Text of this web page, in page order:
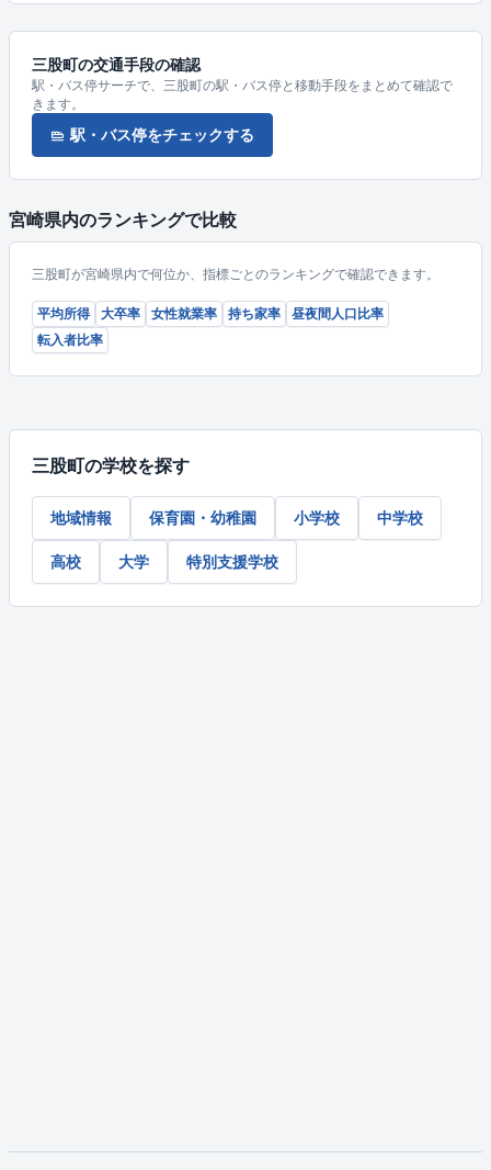
三股町の交通手段の確認
駅・バス停サーチで、三股町の駅・バス停と移動手段をまとめて確認で
きます。
駅・バス停をチェックする
宮崎県内のランキングで比較
三股町が宮崎県内で何位か、指標ごとのランキングで確認できます。
平均所得 大卒率 女性就業率 持ち家率
昼夜間人口比率
転入者比率
三股町の学校を探す
地域情報 保育園・幼稚園 小学校 中学校
高校 大学 特別支援学校